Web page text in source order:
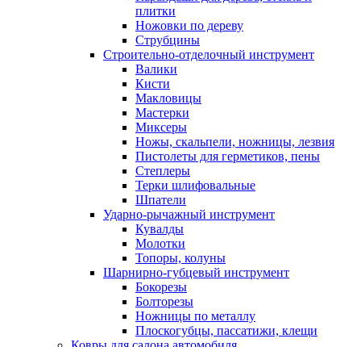
плитки
Ножовки по дереву
Струбцины
Строительно-отделочный инструмент
Валики
Кисти
Макловицы
Мастерки
Миксеры
Ножы, скальпели, ножницы, лезвия
Пистолеты для герметиков, пены
Степлеры
Терки шлифовальные
Шпатели
Ударно-рычажный инструмент
Кувалды
Молотки
Топоры, колуны
Шарнирно-губцевый инструмент
Бокорезы
Болторезы
Ножницы по металлу
Плоскогубцы, пассатижи, клещи